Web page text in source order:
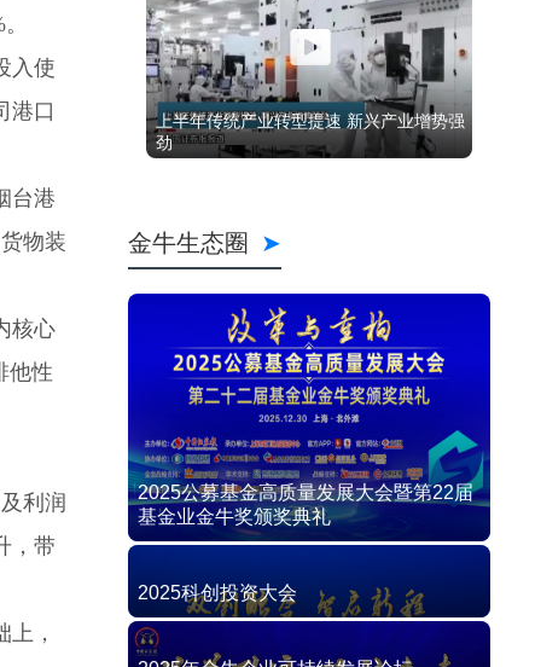
入使
港口
台港
物装
核心
他性
利润
，带
，